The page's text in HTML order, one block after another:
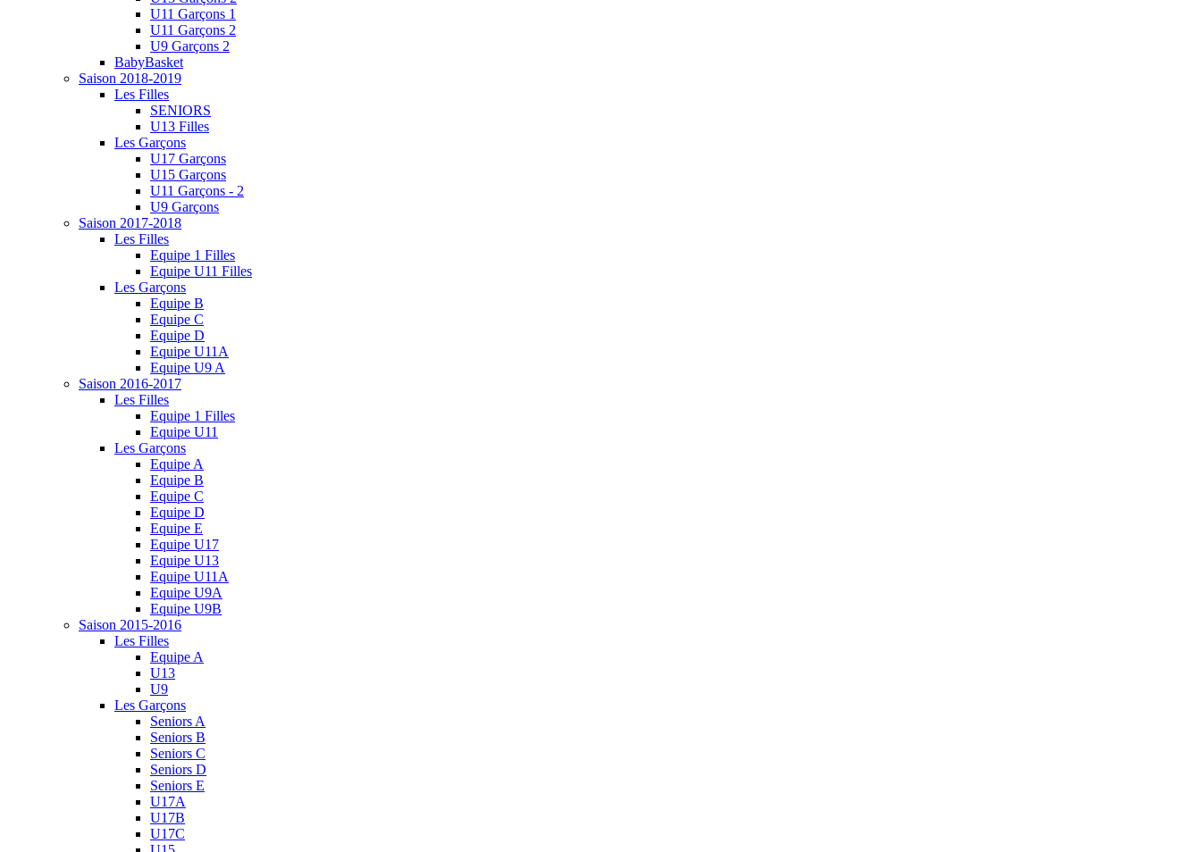
U11 Garçons 1
U11 Garçons 2
U9 Garçons 2
BabyBasket
Saison 2018-2019
Les Filles
SENIORS
U13 Filles
Les Garçons
U17 Garçons
U15 Garçons
U11 Garçons - 2
U9 Garçons
Saison 2017-2018
Les Filles
Equipe 1 Filles
Equipe U11 Filles
Les Garçons
Equipe B
Equipe C
Equipe D
Equipe U11A
Equipe U9 A
Saison 2016-2017
Les Filles
Equipe 1 Filles
Equipe U11
Les Garçons
Equipe A
Equipe B
Equipe C
Equipe D
Equipe E
Equipe U17
Equipe U13
Equipe U11A
Equipe U9A
Equipe U9B
Saison 2015-2016
Les Filles
Equipe A
U13
U9
Les Garçons
Seniors A
Seniors B
Seniors C
Seniors D
Seniors E
U17A
U17B
U17C